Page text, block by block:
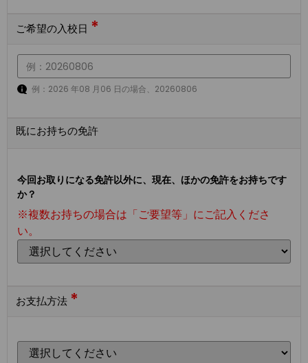
ご希望の入校日 *
例：2026 年08 月06 日の場合、20260806
既にお持ちの免許
今回お取りになる免許以外に、現在、ほかの免許をお持ちです
か？
※複数お持ちの場合は「ご要望等」にご記入くださ
い。
お支払方法 *